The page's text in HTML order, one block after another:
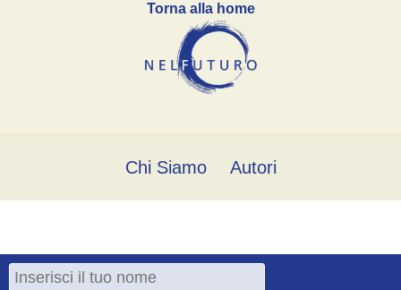
Torna alla home
Chi Siamo Autori